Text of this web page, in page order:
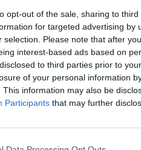
opt-out of the sale, sharing to
for targeted advertising by
selection. Please note that after
interest-based ads based on
to third parties prior to
of your personal information
This information may also be
Participants that may further
Syn Boży spoczywa w
i obietnicą strzeżoną w
wiary, a zarazem
trudno jest się zatrzymać –
że umiejętność zatrzymania
rytmie oczekiwania, a nie
oczekiwania i ufnego
i nadzieję.
Prawników z Diecezji